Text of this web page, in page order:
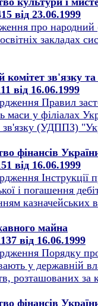
від 23.06.1999
про народний
закладах
зв'язку та
від 16.06.1999
Правил
маси у філіалах
(УДППЗ)
фінансів
від 16.06.1999
Інструкції
і погашення
казначейських
майна
від 16.06.1999
Порядку
у державній
розташованих за
фінансів